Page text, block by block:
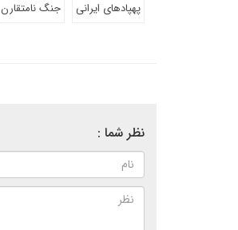
پهپادهای ایرانی
جنگ نامتقارن
نظر شما :